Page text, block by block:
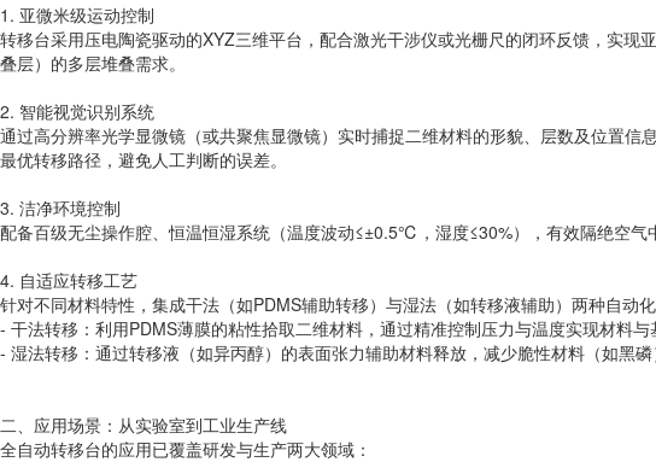
1. 亚微米级运动控制
转移台采用压电陶瓷驱动的XYZ三维平台，配合激光干涉仪或光栅尺的闭环反馈，实
叠层）的多层堆叠需求。
2. 智能视觉识别系统
通过高分辨率光学显微镜（或共聚焦显微镜）实时捕捉二维材料的形貌、层数及位置
最优转移路径，避免人工判断的误差。
3. 洁净环境控制
配备百级无尘操作腔、恒温恒湿系统（温度波动≤±0.5℃，湿度≤30%），有效隔绝空气
4. 自适应转移工艺
针对不同材料特性，集成干法（如PDMS辅助转移）与湿法（如转移液辅助）两种自动
- 干法转移：利用PDMS薄膜的粘性拾取二维材料，通过精准控制压力与温度实现材料
- 湿法转移：通过转移液（如异丙醇）的表面张力辅助材料释放，减少脆性材料（如黑磷
二、应用场景：从实验室到工业生产线
全自动转移台的应用已覆盖研发与生产两大领域：